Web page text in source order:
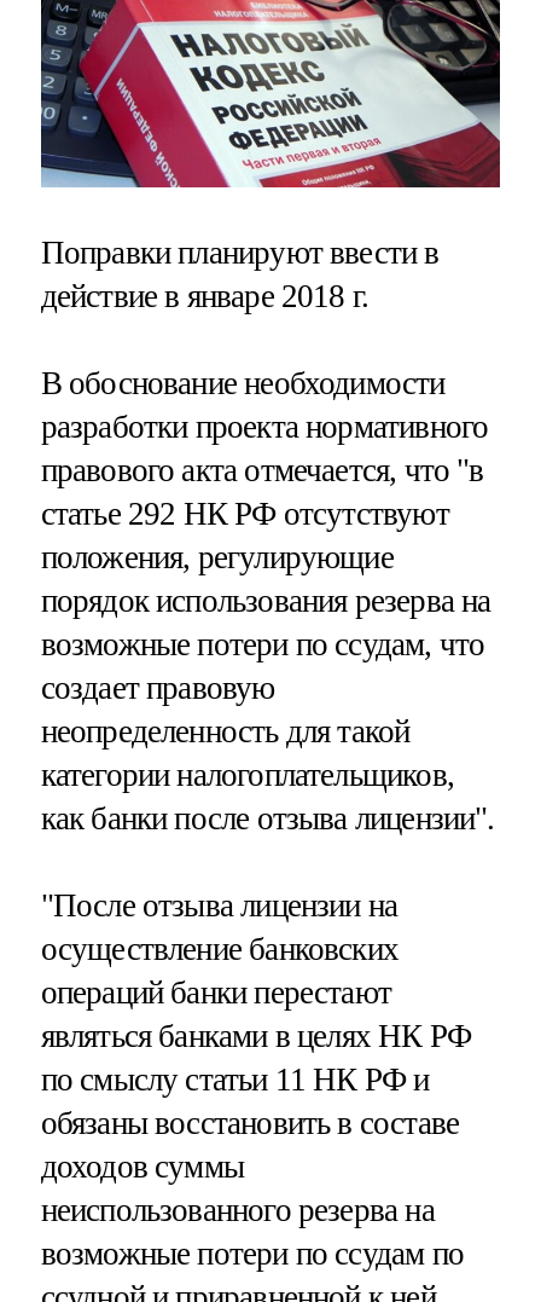
Поправки планируют ввести в
действие в январе 2018 г.
В обоснование необходимости
разработки проекта нормативного
правового акта отмечается, что "в
статье 292 НК РФ отсутствуют
положения, регулирующие
порядок использования резерва на
возможные потери по ссудам, что
создает правовую
неопределенность для такой
категории налогоплательщиков,
как банки после отзыва лицензии".
"После отзыва лицензии на
осуществление банковских
операций банки перестают
являться банками в целях НК РФ
по смыслу статьи 11 НК РФ и
обязаны восстановить в составе
доходов суммы
неиспользованного резерва на
возможные потери по ссудам по